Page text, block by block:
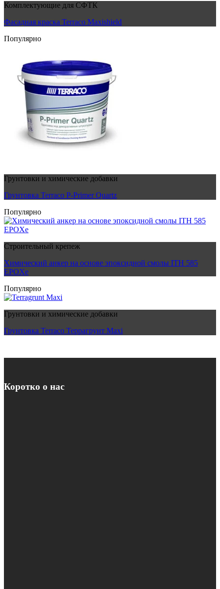
Комплектующие для СФТК
Фасадная краска Terraco Maxishield
Популярно
Грунтовки и химические добавки
Грунтовка Terraco P-Primer Quartz
Популярно
Строительный крепеж
Химический анкер на основе эпоксидной смолы ITH 585
EPOXe
Популярно
Грунтовки и химические добавки
Грунтовка Terraco Террагрунт Maxi
Коротко о нас